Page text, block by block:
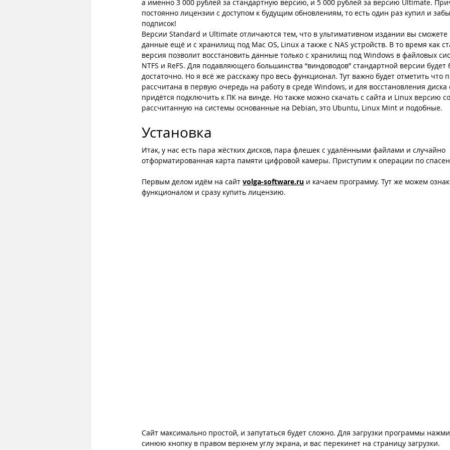
а именно 3 000 рублей за стандартную версию, и 5 000 рублей за версию Ultimate.
постоянно лицензии с доступом к будущим обновлениям, то есть один раз купил и
подписок!
Версии Standard и Ultimate отличаются тем, что в ультимативном издании вы сможете
данные ещё и с хранилищ под Mac OS, Linux а также с NAS устройств. В то время как
версия позволит восстановить данные только с хранилищ под Windows в файловых
NTFS и ReFS. Для подавляющего большинства “виндоводов” стандартной версии
достаточно. Но я всё же расскажу про весь функционал. Тут важно будет отметить что
рассчитана в первую очередь на работу в среде Windows, и для восстановления диска
придётся подключить к ПК на винде. Но также можно скачать с сайта и Linux версию
рассчитанную на системы основанные на Debian, это Ubuntu, Linux Mint и подобные.
Установка
Итак, у нас есть пара жёстких дисков, пара флешек с удалёнными файлами и случайно
отформатированная карта памяти цифровой камеры. Приступим к операции по
Первым делом идём на сайт volga-software.ru и качаем программу. Тут же можем
функционалом и сразу купить лицензию.
Сайт максимально простой, и запутаться будет сложно. Для загрузки программы
синюю кнопку в правом верхнем углу экрана, и вас перекинет на страницу загрузки.